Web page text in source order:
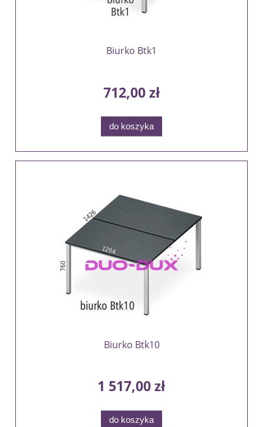
Biurko Btk1
712,00 zł
do koszyka
Biurko Btk10
1 517,00 zł
do koszyka